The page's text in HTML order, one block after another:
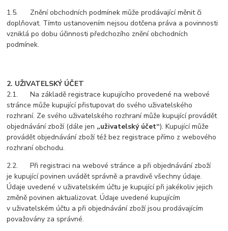
1.5. Znění obchodních podmínek může prodávající měnit či
doplňovat. Tímto ustanovením nejsou dotčena práva a povinnosti
vzniklá po dobu účinnosti předchozího znění obchodních
podmínek.
2. UŽIVATELSKÝ ÚČET
2.1. Na základě registrace kupujícího provedené na webové
stránce může kupující přistupovat do svého uživatelského
rozhraní. Ze svého uživatelského rozhraní může kupující provádět
objednávání zboží (dále jen „uživatelský účet“). Kupující může
provádět objednávání zboží též bez registrace přímo z webového
rozhraní obchodu.
2.2. Při registraci na webové stránce a při objednávání zboží
je kupující povinen uvádět správně a pravdivě všechny údaje.
Údaje uvedené v uživatelském účtu je kupující při jakékoliv jejich
změně povinen aktualizovat. Údaje uvedené kupujícím
v uživatelském účtu a při objednávání zboží jsou prodávajícím
považovány za správné.